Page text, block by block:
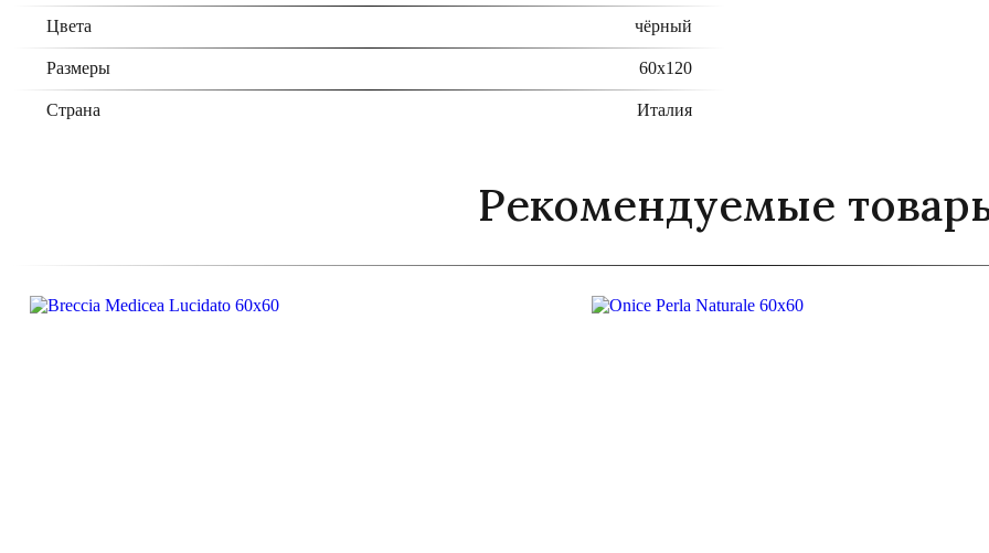
Цвета чёрный
Размеры 60x120
Страна Италия
Рекомендуемые